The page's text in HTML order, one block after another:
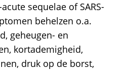
sequelae of SARS-
behelzen o.a.
geheugen- en
kortademigheid,
druk op de borst,